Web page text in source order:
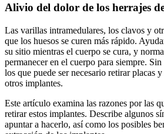
Alivio del dolor de los herrajes
Las varillas intramedulares, los clavos y
que los huesos se curen más rápido.
su sitio mientras el cuerpo se cura, y
permanecer en el cuerpo para siempre.
los que puede ser necesario retirar placas
otros implantes.
Este artículo examina las razones por las
retirar estos implantes. Describe algunos
apuntar a hacerlo, así como los posibles